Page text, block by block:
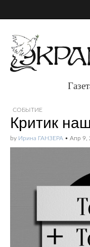
СОБЫТИЕ
Критик
by Ирина ГАНЗЕРА • Апр 9,